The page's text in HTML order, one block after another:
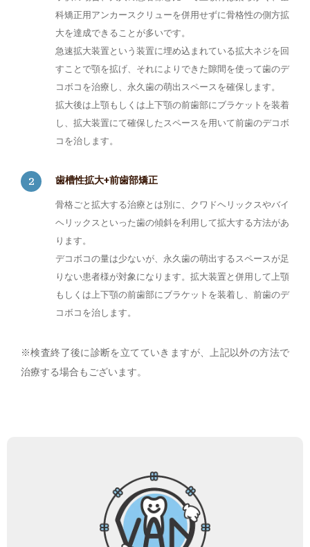
科矯正用アンカースクリューを併用せずに骨格性の側方拡
大を達成できることが多いです。
急速拡大装置という装置に埋め込まれている拡大ネジを回
すことで顎を拡げ、それによりできた隙間を使って歯のデ
コボコを治療し、永久歯の萌出スペースを確保します。
拡大後は上顎もしくは上下顎の前歯部にブラケットを装着
し、拡大装置にて確保したスペースを用いて前歯のデコボ
コを治します。
歯槽性拡大+前歯部矯正
骨格ごと拡大する治療とは別に、クワドヘリックスやバイ
ヘリックスといった歯の傾斜を利用して拡大する方法があ
ります。
デコボコの量は少ないが、永久歯の萌出するスペースが足
りない患者様が対象になります。拡大装置と併用して上顎
もしくは上下顎の前歯部にブラケットを装着し、前歯のデ
コボコを治します。
※検査終了後に診断を立てていきますが、上記以外の方法で
治療する場合もございます。